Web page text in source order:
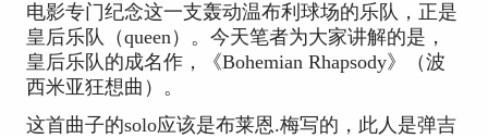
电影专门纪念这一支轰动温布利球场的乐队，正是
皇后乐队（queen）。今天笔者为大家讲解的是，
皇后乐队的成名作，《Bohemian Rhapsody》（波
西米亚狂想曲）。
这首曲子的solo应该是布莱恩.梅写的，此人是弹吉